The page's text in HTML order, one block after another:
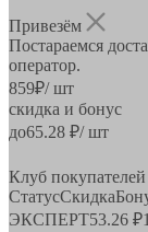
Привезём
Постараемся
оператор.
859₽/ шт
скидка и бонус
до65.28 ₽/ шт
Клуб
СтатусСкидка
ЭКСПЕРТ53.26 ₽